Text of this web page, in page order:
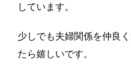
しています。
少しでも夫婦関係を仲良
たら嬉しいです。